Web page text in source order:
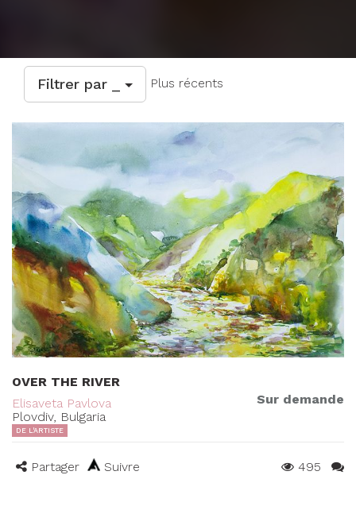
Filtrer par _ Plus récents
OVER THE RIVER
Elisaveta Pavlova
Plovdiv, Bulgaria
Sur demande
DE L'ARTISTE
Partager Suivre 495